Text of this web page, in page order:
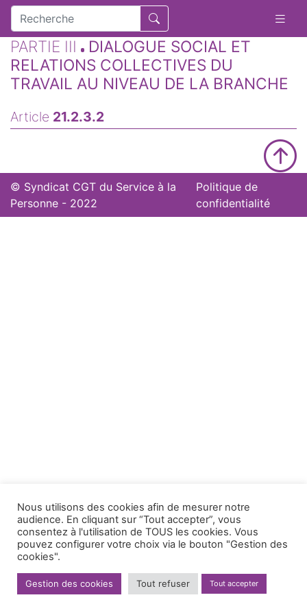
PARTIE III
DIALOGUE SOCIAL ET
RELATIONS COLLECTIVES DU
TRAVAIL AU NIVEAU DE LA BRANCHE
Article 21.2.3.2
© Syndicat CGT du Service à la
Personne - 2022
Politique de
confidentialité
Nous utilisons des cookies afin de mesurer notre
audience. En cliquant sur “Tout accepter”, vous
consentez à l'utilisation de TOUS les cookies. Vous
pouvez configurer votre choix via le bouton "Gestion des
cookies".
Gestion des cookies Tout refuser Tout accepter